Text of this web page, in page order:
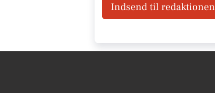
Indsend til redaktionen